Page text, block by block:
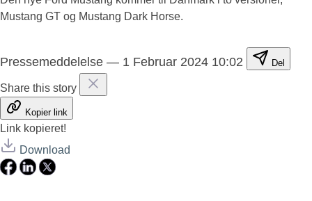
Mustang GT og Mustang Dark Horse.
Pressemeddelelse — 1 Februar 2024 10:02 Del
Share this story
Kopier link
Link kopieret!
Download